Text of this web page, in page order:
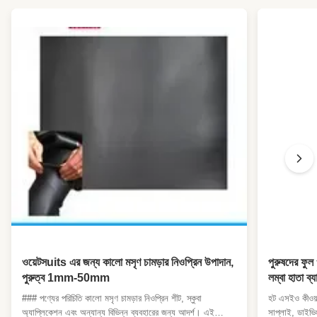
ওয়েটসuits এর জন্য কালো মসৃণ চামড়ার নিওপ্রিন উপাদান,
পুরুত্ব 1mm-50mm
### পণ্যের পরিচিতি কালো মসৃণ চামড়ার নিওপ্রিন শীট, স্কুবা
অ্যাপ্লিকেশন এবং অন্যান্য বিভিন্ন ব্যবহারের জন্য আদর্শ। এই
পুরুষদের ফুল
লম্বা হাতা
সার্ফ/
হট এসইও
সাপ্লাই,